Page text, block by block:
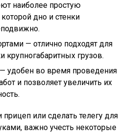
наиболее простую
дно и стенки
— отлично подходят для
крупногабаритных грузов.
удобен во время проведения
и позволяет увеличить их
или сделать телегу для
важно учесть некоторые